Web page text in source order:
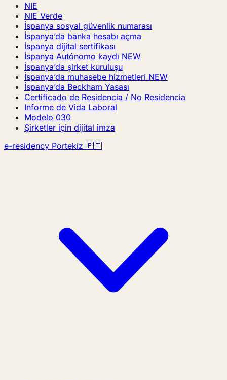
NIE
NIE Verde
İspanya sosyal güvenlik numarası
İspanya’da banka hesabı açma
İspanya dijital sertifikası
İspanya Autónomo kaydı NEW
İspanya’da şirket kuruluşu
İspanya’da muhasebe hizmetleri NEW
İspanya’da Beckham Yasası
Certificado de Residencia / No Residencia
Informe de Vida Laboral
Modelo 030
Şirketler için dijital imza
e-residency Portekiz 🇵🇹